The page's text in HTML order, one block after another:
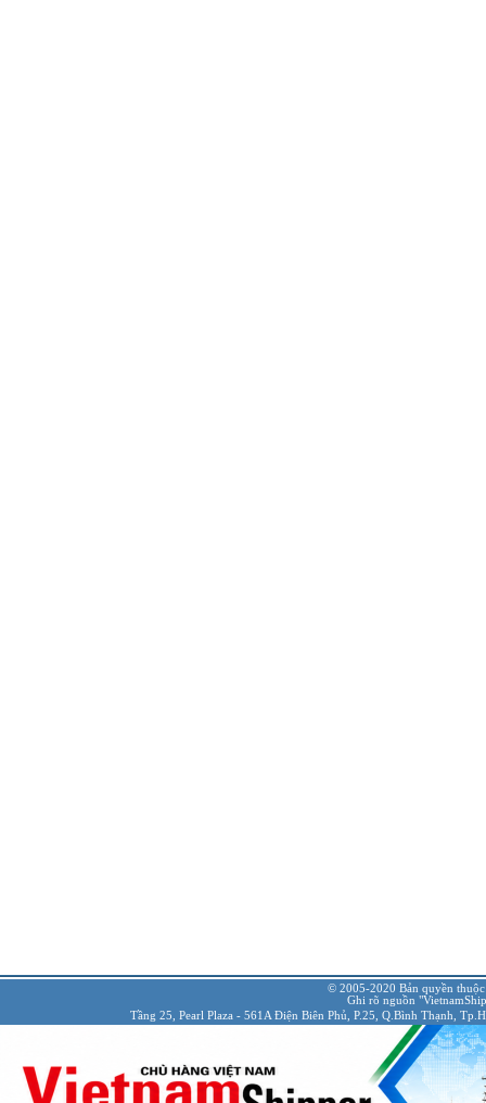
© 2005-2020 Bản quyền
Ghi rõ nguồn
Tầng 25, Pearl Plaza - 561A Điện Biên Phủ, P.25, Q.Bình Thạnh,